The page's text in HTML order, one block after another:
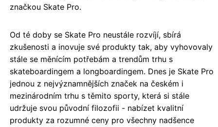
značkou Skate Pro.
Od té doby se Skate Pro neustále rozvíjí, sbírá
zkušenosti a inovuje své produkty tak, aby vyhovovaly
stále se měnícím potřebám a trendům trhu s
skateboardingem a longboardingem. Dnes je Skate Pro
jednou z nejvýznamnějších značek na českém i
mezinárodním trhu s těmito sporty, která si stále
udržuje svou původní filozofii - nabízet kvalitní
produkty za rozumné ceny pro všechny nadšence